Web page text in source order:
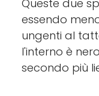
Queste due
essendo
ungenti al
l'interno è
secondo più